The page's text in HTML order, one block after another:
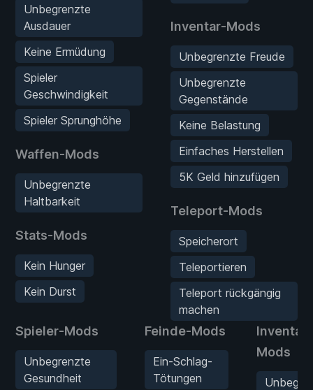
Unbegrenzte
Ausdauer
Keine Ermüdung
Spieler
Geschwindigkeit
Spieler Sprunghöhe
Waffen-Mods
Unbegrenzte
Haltbarkeit
Stats-Mods
Kein Hunger
Kein Durst
Inventar-Mods
Unbegrenzte Freude
Unbegrenzte
Gegenstände
Keine Belastung
Einfaches Herstellen
5K Geld hinzufügen
Teleport-Mods
Speicherort
Teleportieren
Teleport rückgängig
machen
Spieler-Mods
Unbegrenzte
Gesundheit
Feinde-Mods
Ein-Schlag-
Tötungen
Inventar-
Mods